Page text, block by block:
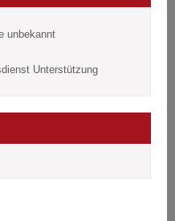
unbekannt
Unterstützung